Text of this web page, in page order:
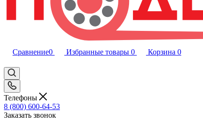
Сравнение0 Избранные товары 0 Корзина 0
Телефоны
8 (800) 600-64-53
Заказать звонок